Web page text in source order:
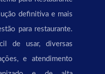
definitiva e mais
para restaurante.
de usar, diversas
e atendimento